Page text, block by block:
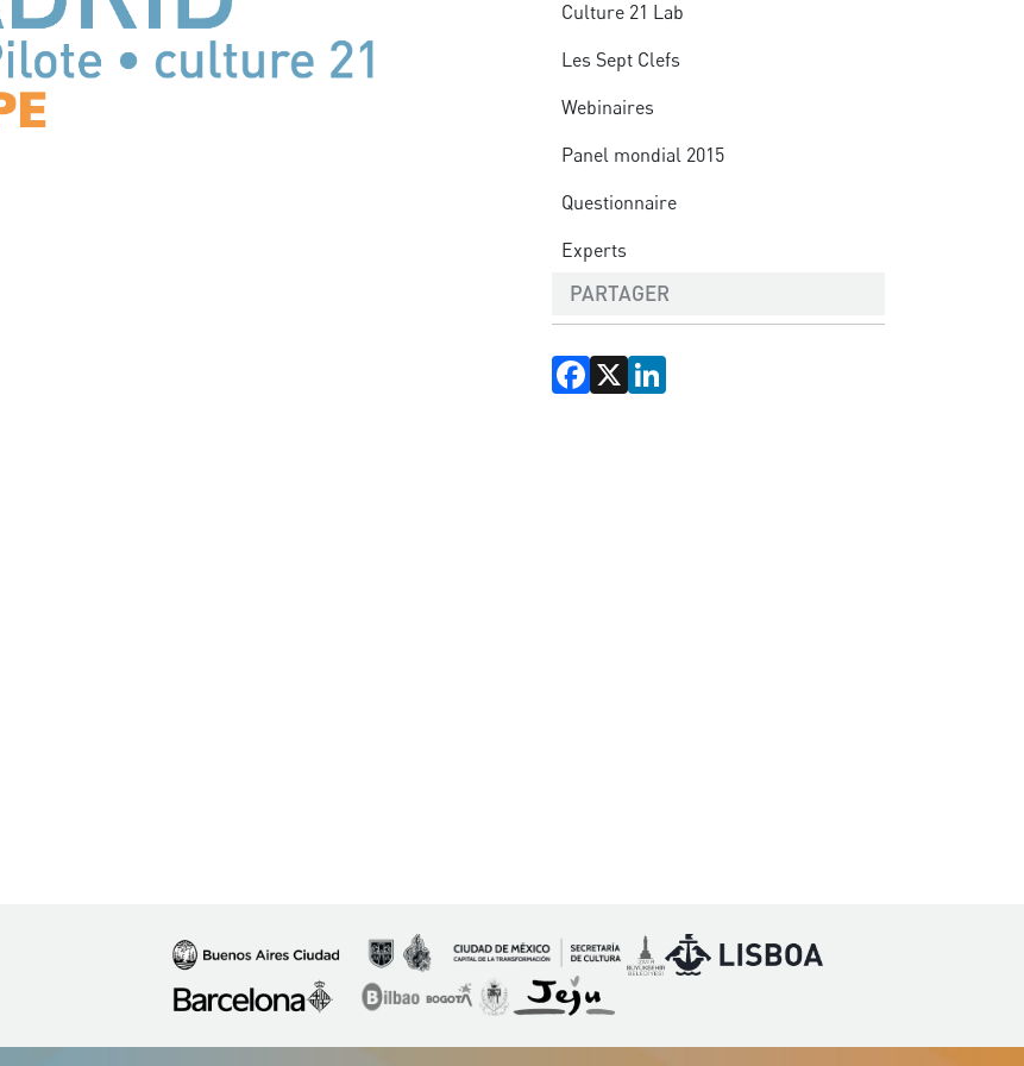
Culture 21 Lab
Les Sept Clefs
Webinaires
Panel mondial 2015
Questionnaire
Experts
PARTAGER
Facebook
X
Image Image ImageImage
Image
Image Image ImageImage